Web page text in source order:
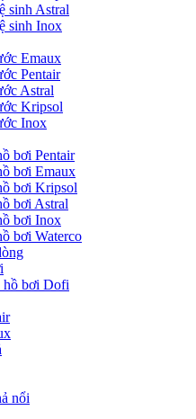
sinh Astral
sinh Inox
Emaux
Pentair
Astral
Kripsol
Inox
bơi Pentair
bơi Emaux
bơi Kripsol
bơi Astral
bơi Inox
bơi Waterco
hồ bơi Dofi
nổi